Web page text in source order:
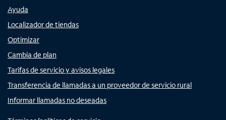
Ayuda
Localizador de tiendas
Optimizar
Cambia de plan
Tarifas de servicio y avisos legales
Transferencia de llamadas a un proveedor de servicio rural
Informar llamadas no deseadas